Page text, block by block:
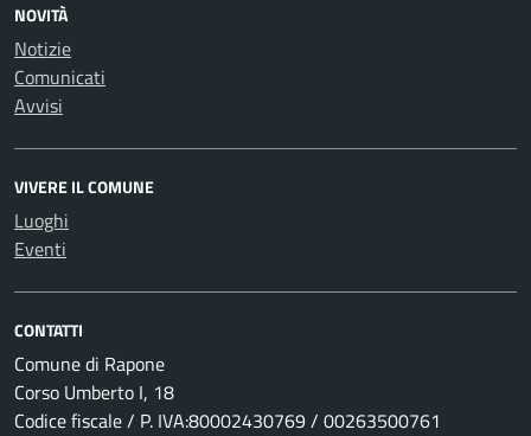
NOVITÀ
Notizie
Comunicati
Avvisi
VIVERE IL COMUNE
Luoghi
Eventi
CONTATTI
Comune di Rapone
Corso Umberto I, 18
Codice fiscale / P. IVA:80002430769 / 00263500761